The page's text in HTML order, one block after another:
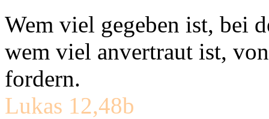
Wem viel gegeben ist, bei
wem viel anvertraut ist,
fordern.
Lukas 12,48b